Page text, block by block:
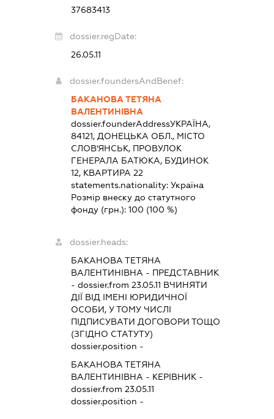
37683413
dossier.regDate:
26.05.11
dossier.foundersAndBenef:
БАКАНОВА ТЕТЯНА
ВАЛЕНТИНІВНА
dossier.founderAddressУКРАЇНА,
84121, ДОНЕЦЬКА ОБЛ., МІСТО
СЛОВ'ЯНСЬК, ПРОВУЛОК
ГЕНЕРАЛА БАТЮКА, БУДИНОК
12, КВАРТИРА 22
statements.nationality: Україна
Розмір внеску до статутного
фонду (грн.): 100 (100 %)
dossier.heads:
БАКАНОВА ТЕТЯНА
ВАЛЕНТИНІВНА - ПРЕДСТАВНИК
- dossier.from 23.05.11 ВЧИНЯТИ
ДІЇ ВІД ІМЕНІ ЮРИДИЧНОЇ
ОСОБИ, У ТОМУ ЧИСЛІ
ПІДПИСУВАТИ ДОГОВОРИ ТОЩО
(ЗГІДНО СТАТУТУ)
dossier.position -
БАКАНОВА ТЕТЯНА
ВАЛЕНТИНІВНА - КЕРІВНИК -
dossier.from 23.05.11
dossier.position -